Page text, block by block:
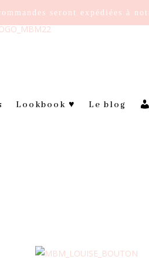
seront expédiées à
Lookbook ♥ Le blog